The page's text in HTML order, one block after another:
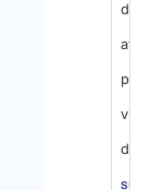
al
dei